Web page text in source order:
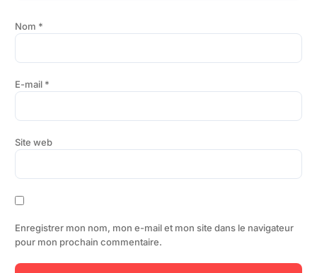
Nom *
E-mail *
Site web
Enregistrer mon nom, mon e-mail et mon site dans le navigateur
pour mon prochain commentaire.